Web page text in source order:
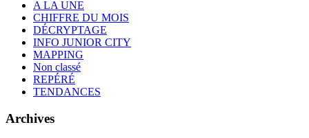
A LA UNE
CHIFFRE DU MOIS
DÉCRYPTAGE
INFO JUNIOR CITY
MAPPING
Non classé
REPÉRÉ
TENDANCES
Archives